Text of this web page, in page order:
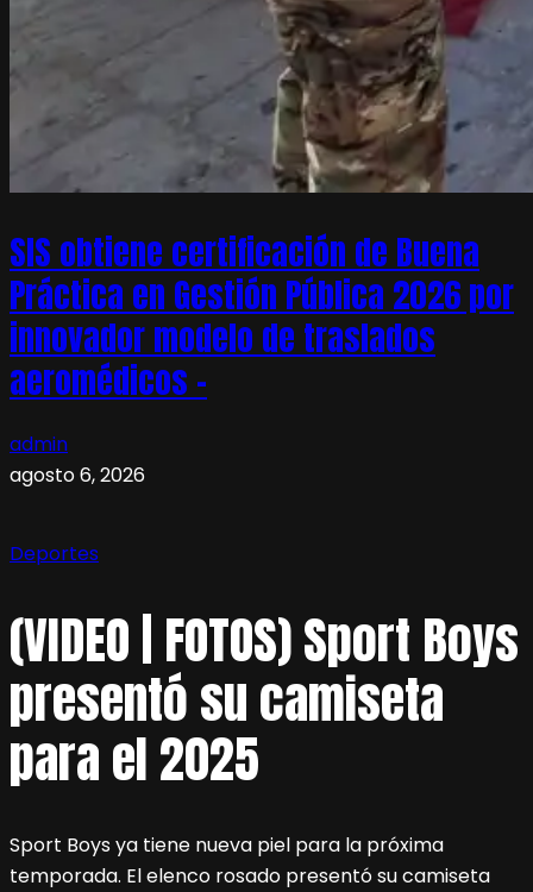
SIS obtiene certificación de Buena
Práctica en Gestión Pública 2026 por
innovador modelo de traslados
aeromédicos –
admin
agosto 6, 2026
Deportes
(VIDEO | FOTOS) Sport Boys
presentó su camiseta
para el 2025
Sport Boys ya tiene nueva piel para la próxima
temporada. El elenco rosado presentó su camiseta